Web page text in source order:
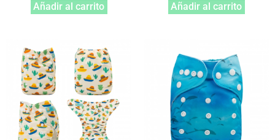
Añadir al carrito Añadir al carrito